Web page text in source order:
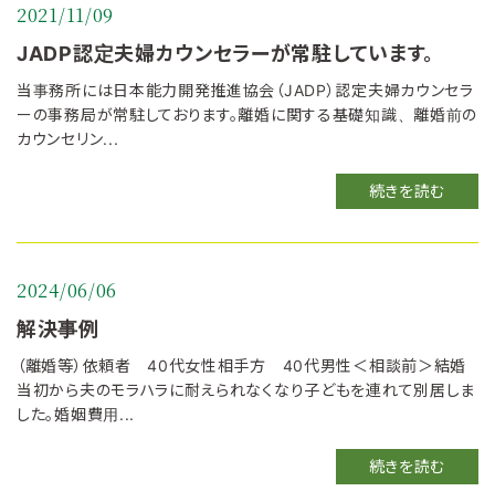
2021/11/09
JADP認定夫婦カウンセラーが常駐しています。
当事務所には日本能力開発推進協会（JADP）認定夫婦カウンセラ
ーの事務局が常駐しております。離婚に関する基礎知識、離婚前の
カウンセリン...
続きを読む
2024/06/06
解決事例
（離婚等）依頼者 40代女性相手方 40代男性＜相談前＞結婚
当初から夫のモラハラに耐えられなくなり子どもを連れて別居しま
した。婚姻費用...
続きを読む